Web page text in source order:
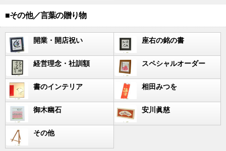
■その他／言葉の贈り物
開業・開店祝い 座右の銘の書
経営理念・社訓額 スペシャルオーダー
書のインテリア 相田みつを
御木幽石 安川眞慈
その他